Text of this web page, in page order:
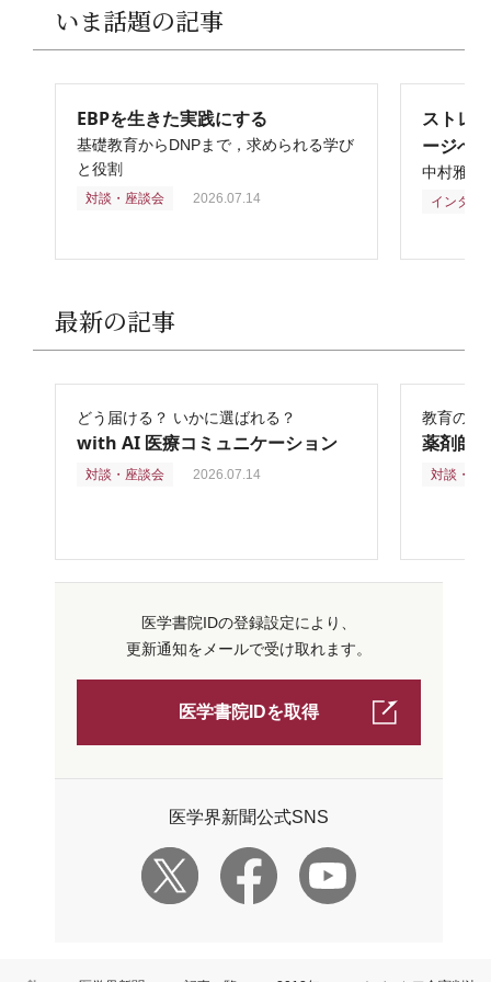
いま話題の記事
EBPを生きた実践にする
基礎教育からDNPまで，求められる学び
と役割
対談・座談会 2026.07.14
ストレ
ージへ
中村雅俊
インタビ
最新の記事
どう届ける？ いかに選ばれる？
with AI 医療コミュニケーション
対談・座談会 2026.07.14
教育の再
薬剤師
対談・座
医学書院IDの登録設定により、
更新通知をメールで受け取れます。
医学書院IDを取得
医学界新聞公式SNS